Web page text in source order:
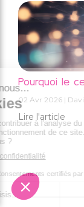
Pourquoi le
02 Avr 2026
Lire l'article